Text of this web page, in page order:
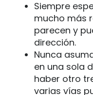
Siempre
mucho más
parecen y
dirección.
Nunca
en una sola
haber otro
varias vías